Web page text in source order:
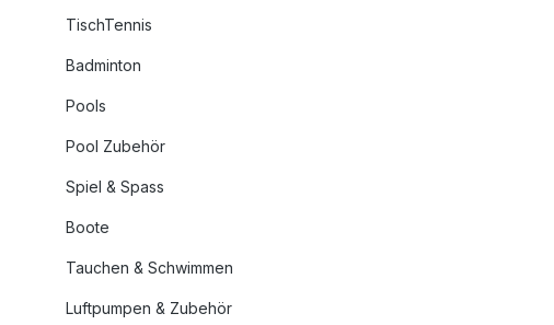
TischTennis
Badminton
Pools
Pool Zubehör
Spiel & Spass
Boote
Tauchen & Schwimmen
Luftpumpen & Zubehör